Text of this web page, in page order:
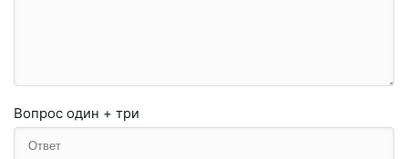
Вопрос один + три